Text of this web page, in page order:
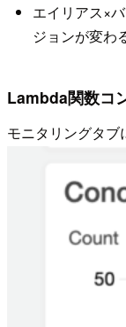
エイリアス×
ジョンが変わ
Lambda関数コ
モニタリングタブ